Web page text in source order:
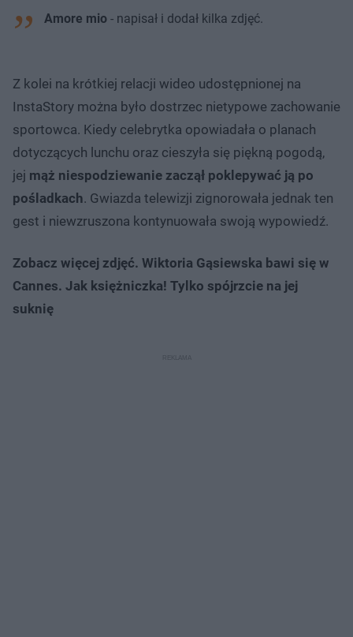
Amore mio - napisał i dodał kilka zdjęć.
Z kolei na krótkiej relacji wideo udostępnionej na
InstaStory można było dostrzec nietypowe zachowanie
sportowca. Kiedy celebrytka opowiadała o planach
dotyczących lunchu oraz cieszyła się piękną pogodą,
jej mąż niespodziewanie zaczął poklepywać ją po
pośladkach. Gwiazda telewizji zignorowała jednak ten
gest i niewzruszona kontynuowała swoją wypowiedź.
Zobacz więcej zdjęć. Wiktoria Gąsiewska bawi się w
Cannes. Jak księżniczka! Tylko spójrzcie na jej
suknię